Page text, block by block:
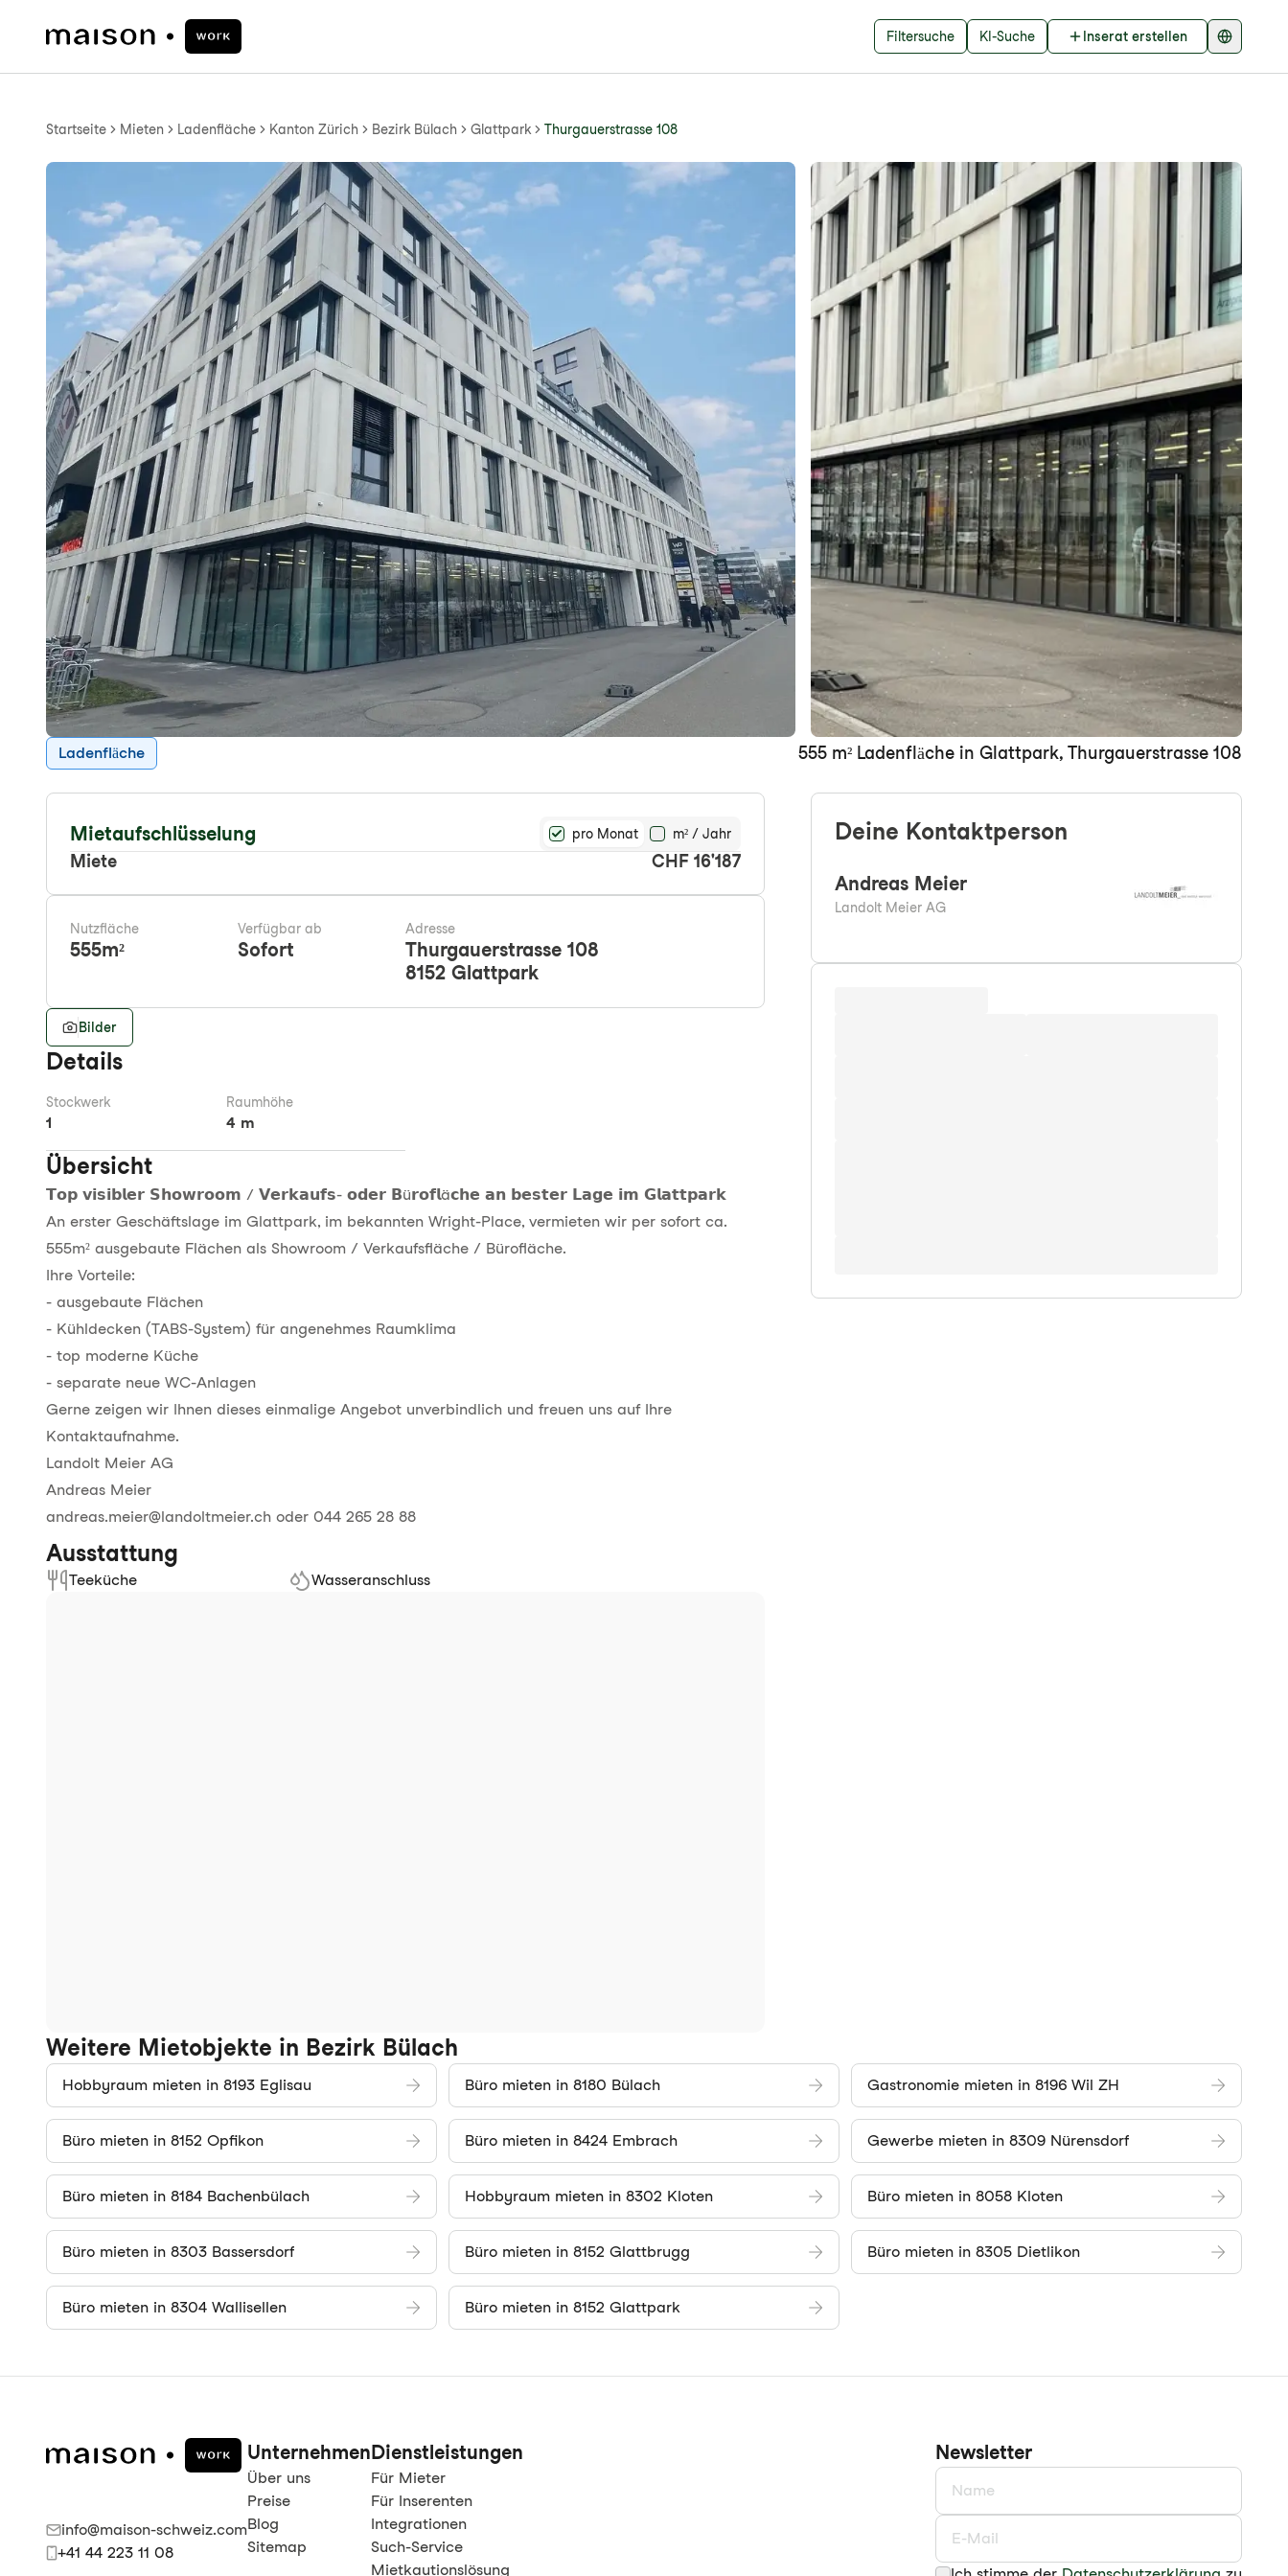
Filtersuche KI-Suche Inserat erstellen
Startseite Mieten Ladenfläche Kanton Zürich Bezirk Bülach Glattpark Thurgauerstrasse 108
555 m² Ladenfläche in Glattpark, Thurgauerstrasse 108
Ladenfläche
Mietaufschlüsselung pro Monat m² / Jahr
Miete CHF 16'187
Nutzfläche
555m²
Verfügbar ab
Sofort
Adresse
Thurgauerstrasse 108
8152 Glattpark
Bilder
Details
Stockwerk
1
Raumhöhe
4 m
Übersicht
𝗧𝗼𝗽 𝘃𝗶𝘀𝗶𝗯𝗹𝗲𝗿 𝗦𝗵𝗼𝘄𝗿𝗼𝗼𝗺 / 𝗩𝗲𝗿𝗸𝗮𝘂𝗳𝘀- 𝗼𝗱𝗲𝗿 𝗕ü𝗿𝗼𝗳𝗹ä𝗰𝗵𝗲 𝗮𝗻 𝗯𝗲𝘀𝘁𝗲𝗿 𝗟𝗮𝗴𝗲 𝗶𝗺 𝗚𝗹𝗮𝘁𝘁𝗽𝗮𝗿𝗸
An erster Geschäftslage im Glattpark, im bekannten Wright-Place, vermieten wir per sofort ca.
555m² ausgebaute Flächen als Showroom / Verkaufsfläche / Bürofläche.
Ihre Vorteile:
- ausgebaute Flächen
- Kühldecken (TABS-System) für angenehmes Raumklima
- top moderne Küche
- separate neue WC-Anlagen
Gerne zeigen wir Ihnen dieses einmalige Angebot unverbindlich und freuen uns auf Ihre
Kontaktaufnahme.
Landolt Meier AG
Andreas Meier
andreas.meier@landoltmeier.ch oder 044 265 28 88
Ausstattung
Teeküche Wasseranschluss
Deine Kontaktperson
Andreas Meier
Landolt Meier AG
Weitere Mietobjekte in Bezirk Bülach
Hobbyraum mieten in 8193 Eglisau Büro mieten in 8180 Bülach Gastronomie mieten in 8196 Wil ZH
Büro mieten in 8152 Opfikon Büro mieten in 8424 Embrach Gewerbe mieten in 8309 Nürensdorf
Büro mieten in 8184 Bachenbülach Hobbyraum mieten in 8302 Kloten Büro mieten in 8058 Kloten
Büro mieten in 8303 Bassersdorf Büro mieten in 8152 Glattbrugg Büro mieten in 8305 Dietlikon
Büro mieten in 8304 Wallisellen Büro mieten in 8152 Glattpark
info@maison-schweiz.com
+41 44 223 11 08
Unternehmen
Über uns
Preise
Blog
Sitemap
Dienstleistungen
Für Mieter
Für Inserenten
Integrationen
Such-Service
Mietkautionslösung
Newsletter